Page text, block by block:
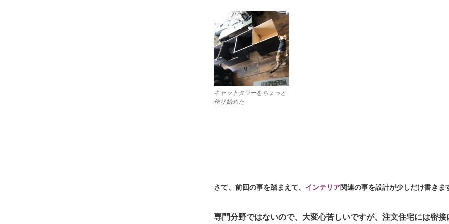
キャットタワーをちょっと
作り始めた
さて、前回の事を踏まえて、 インテリア関連の事を設計が少しだけ書きま
専門分野ではないので、大変心苦しいですが、 注文住宅には密接